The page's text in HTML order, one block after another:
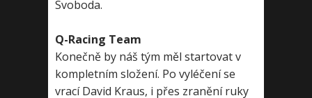
Svoboda.
Q-Racing Team
Konečně by náš tým měl startovat v
kompletním složení. Po vyléčení se
vrací David Kraus, i přes zranění ruky